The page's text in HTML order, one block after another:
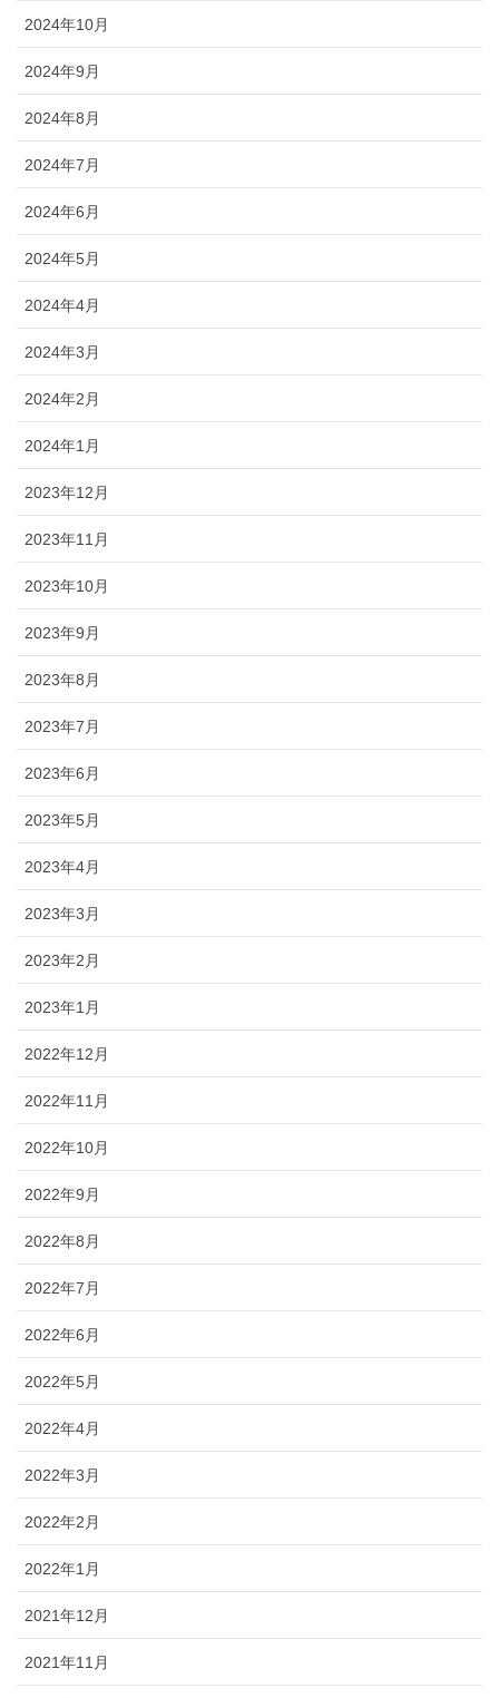
2024年10月
2024年9月
2024年8月
2024年7月
2024年6月
2024年5月
2024年4月
2024年3月
2024年2月
2024年1月
2023年12月
2023年11月
2023年10月
2023年9月
2023年8月
2023年7月
2023年6月
2023年5月
2023年4月
2023年3月
2023年2月
2023年1月
2022年12月
2022年11月
2022年10月
2022年9月
2022年8月
2022年7月
2022年6月
2022年5月
2022年4月
2022年3月
2022年2月
2022年1月
2021年12月
2021年11月